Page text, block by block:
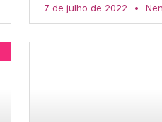
7 de julho de 2022